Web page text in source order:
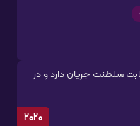
سلطنت جریان دارد و در
2020